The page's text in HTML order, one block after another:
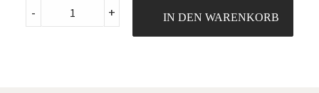
Waffeljersey
Eisblau
- + IN DEN WARENKORB